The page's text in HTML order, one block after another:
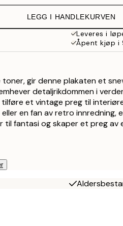
LEGG I HANDLEKURVEN
Leveres i
Åpent kjøp i
gir denne plakaten et
detaljrikdommen i
tilføre et vintage preg til
en fan av retro
til fantasi og skaper et preg av